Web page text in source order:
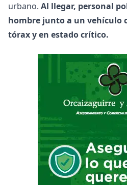
urbano. Al llegar, personal
hombre junto a un vehículo
tórax y en estado crítico.